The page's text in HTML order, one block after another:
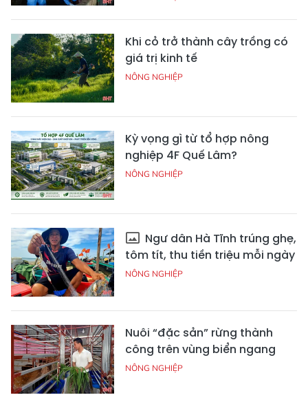
Khi cỏ trở thành cây trồng có
giá trị kinh tế
NÔNG NGHIỆP
Kỳ vọng gì từ tổ hợp nông
nghiệp 4F Quế Lâm?
NÔNG NGHIỆP
Ngư dân Hà Tĩnh trúng ghẹ,
tôm tít, thu tiền triệu mỗi ngày
NÔNG NGHIỆP
Nuôi “đặc sản” rừng thành
công trên vùng biển ngang
NÔNG NGHIỆP